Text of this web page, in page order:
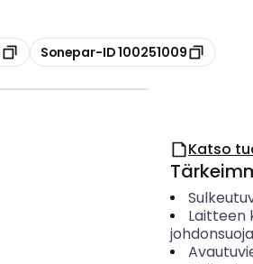
Kopioi
Sonepar-ID 100251009
Katso
Laitteen